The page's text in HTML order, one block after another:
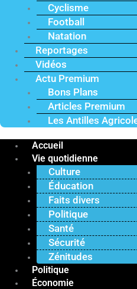
Cyclisme
Football
Natation
Reportages
Vidéos
Actu Premium
Bons Plans
Articles Premium
Les Antilles
Accueil
Vie quotidienne
Culture
Éducation
Faits divers
Politique
Santé
Sécurité
Zénitudes
Politique
Économie